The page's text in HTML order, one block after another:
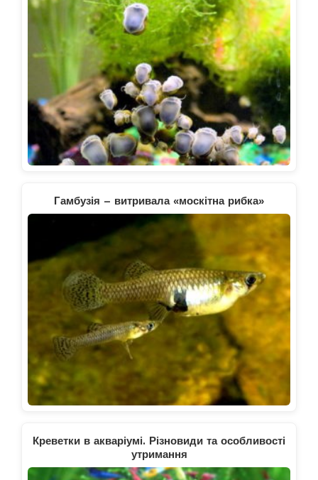
Гамбузія – витривала «москітна рибка»
Креветки в акваріумі. Різновиди та особливості
утримання